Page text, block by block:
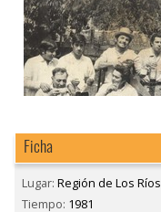
Ficha
Lugar: Región de Los Ríos
Tiempo: 1981